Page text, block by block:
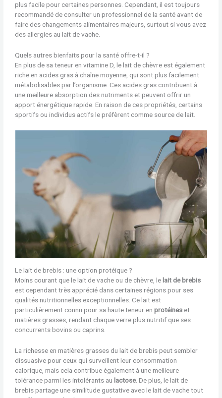
plus facile pour certaines personnes. Cependant, il est toujours
recommandé de consulter un professionnel de la santé avant de
faire des changements alimentaires majeurs, surtout si vous avez
des allergies au lait de vache.
Quels autres bienfaits pour la santé offre-t-il ?
En plus de sa teneur en vitamine D, le lait de chèvre est également
riche en acides gras à chaîne moyenne, qui sont plus facilement
métabolisables par l’organisme. Ces acides gras contribuent à
une meilleure absorption des nutriments et peuvent offrir un
apport énergétique rapide. En raison de ces propriétés, certains
sportifs ou individus actifs le préfèrent comme source de lait.
Le lait de brebis : une option protéique ?
Moins courant que le lait de vache ou de chèvre, le lait de brebis
est cependant très apprécié dans certaines régions pour ses
qualités nutritionnelles exceptionnelles. Ce lait est
particulièrement connu pour sa haute teneur enprotéines et
matières grasses, rendant chaque verre plus nutritif que ses
concurrents bovins ou caprins.
La richesse en matières grasses du lait de brebis peut sembler
dissuasive pour ceux qui surveillent leur consommation
calorique, mais cela contribue également à une meilleure
tolérance parmi les intolérants au lactose. De plus, le lait de
brebis partage une similitude gustative avec le lait de vache tout